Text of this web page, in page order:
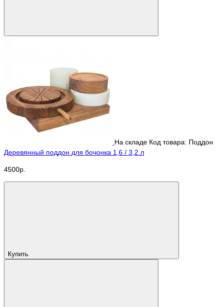
На складе Код товара: Поддон
Деревянный поддон для бочонка 1,6 / 3,2 л
4500р.
Купить